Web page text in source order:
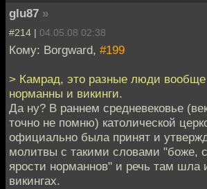
glu87 »
#214 | 04.05.08 02:38
Кому: Borgward, #199
> Камрад, это разные люди
норманны и викинги.
Да ну? В раннем средневековье
точно не помню) католической
официально была принят и
молитвы с такими словами "боже,
ярости норманнов" и речь там шла
викингах.